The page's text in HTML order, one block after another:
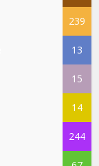
239
13
15
14
244